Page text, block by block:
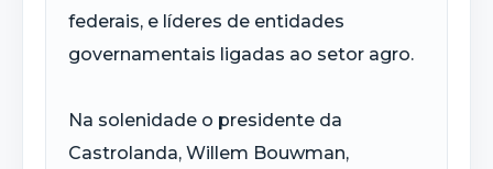
federais, e líderes de entidades
governamentais ligadas ao setor agro.
Na solenidade o presidente da
Castrolanda, Willem Bouwman,